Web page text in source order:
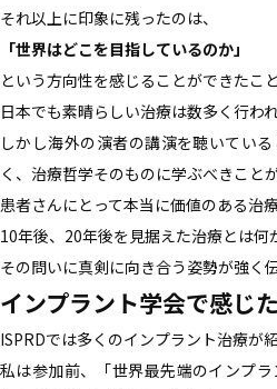
それ以上に印象に残ったのは、
「世界はどこを目指しているのか」
という方向性を感じることができたこ
日本でも素晴らしい治療は数多く行われ
しかし海外の演者の講演を聴いてい
く、治療哲学そのものに学ぶべきこと
患者さんにとって本当に価値のある治療
10年後、20年後を見据えた治療とは何
その問いに真剣に向き合う姿勢が強く
インプラント学会で感じ
ISPRDでは多くのインプラント治療が
私は参加前、「世界最先端のインプ